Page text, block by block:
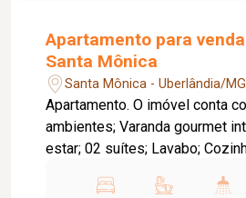
Apartamento para
Santa Mônica
Santa Mônica - Uberlândia/MG
Apartamento. O imóvel conta com: Sala em 02
ambientes; Varanda gourmet
estar; 02 suítes; Lavabo;
Diferenciais: Upgrades inclusos